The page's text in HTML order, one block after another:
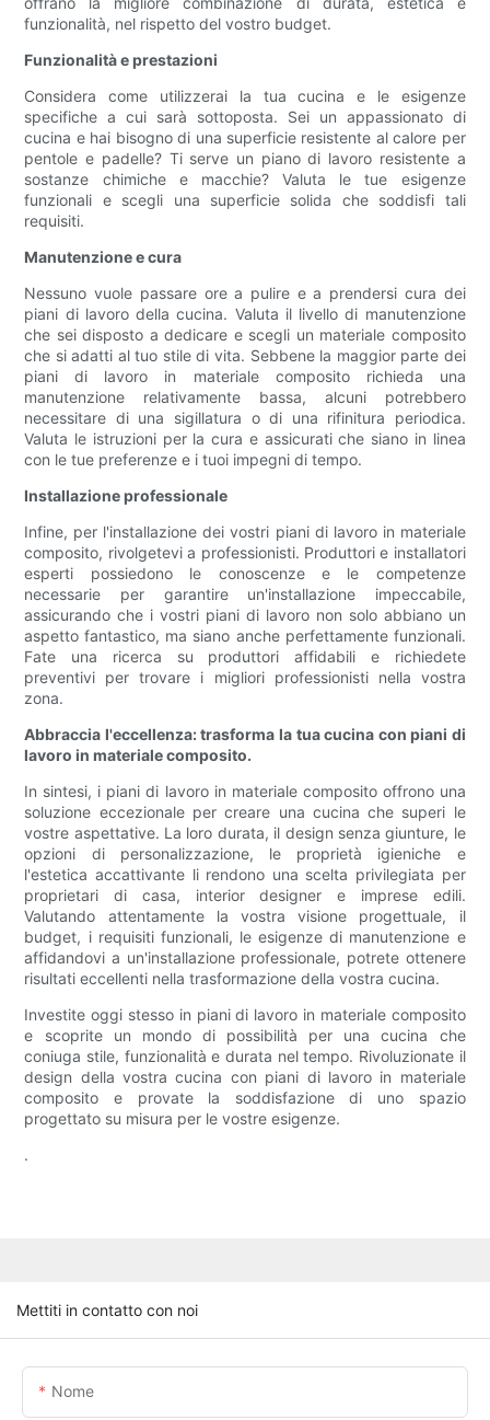
funzionalità, nel rispetto del vostro budget.
Funzionalità e prestazioni
Considera come utilizzerai la tua cucina e le esigenze
specifiche a cui sarà sottoposta. Sei un appassionato di
cucina e hai bisogno di una superficie resistente al calore per
pentole e padelle? Ti serve un piano di lavoro resistente a
sostanze chimiche e macchie? Valuta le tue esigenze
funzionali e scegli una superficie solida che soddisfi tali
requisiti.
Manutenzione e cura
Nessuno vuole passare ore a pulire e a prendersi cura dei
piani di lavoro della cucina. Valuta il livello di manutenzione
che sei disposto a dedicare e scegli un materiale composito
che si adatti al tuo stile di vita. Sebbene la maggior parte dei
piani di lavoro in materiale composito richieda una
manutenzione relativamente bassa, alcuni potrebbero
necessitare di una sigillatura o di una rifinitura periodica.
Valuta le istruzioni per la cura e assicurati che siano in linea
con le tue preferenze e i tuoi impegni di tempo.
Installazione professionale
Infine, per l'installazione dei vostri piani di lavoro in materiale
composito, rivolgetevi a professionisti. Produttori e installatori
esperti possiedono le conoscenze e le competenze
necessarie per garantire un'installazione impeccabile,
assicurando che i vostri piani di lavoro non solo abbiano un
aspetto fantastico, ma siano anche perfettamente funzionali.
Fate una ricerca su produttori affidabili e richiedete
preventivi per trovare i migliori professionisti nella vostra
zona.
Abbraccia l'eccellenza: trasforma la tua cucina con piani di
lavoro in materiale composito.
In sintesi, i piani di lavoro in materiale composito offrono una
soluzione eccezionale per creare una cucina che superi le
vostre aspettative. La loro durata, il design senza giunture, le
opzioni di personalizzazione, le proprietà igieniche e
l'estetica accattivante li rendono una scelta privilegiata per
proprietari di casa, interior designer e imprese edili.
Valutando attentamente la vostra visione progettuale, il
budget, i requisiti funzionali, le esigenze di manutenzione e
affidandovi a un'installazione professionale, potrete ottenere
risultati eccellenti nella trasformazione della vostra cucina.
Investite oggi stesso in piani di lavoro in materiale composito
e scoprite un mondo di possibilità per una cucina che
coniuga stile, funzionalità e durata nel tempo. Rivoluzionate il
design della vostra cucina con piani di lavoro in materiale
composito e provate la soddisfazione di uno spazio
progettato su misura per le vostre esigenze.
.
Mettiti in contatto con noi
Nome